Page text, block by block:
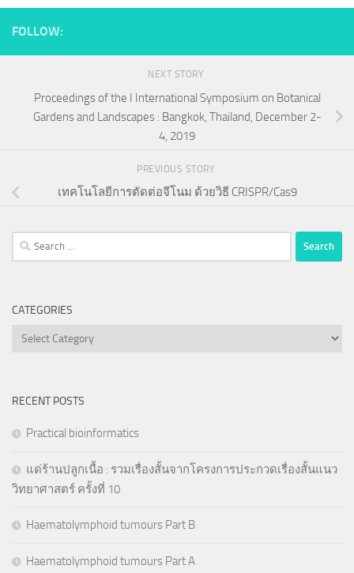
FOLLOW:
NEXT STORY
Proceedings of the I International Symposium on Botanical
Gardens and Landscapes : Bangkok, Thailand, December 2-
4, 2019
PREVIOUS STORY
เทคโนโลยีการตัดต่อจีโนม ด้วยวิธี CRISPR/Cas9
Search
for:
CATEGORIES
Categories
RECENT POSTS
Practical bioinformatics
แด่ร้านปลูกเนื้อ : รวมเรื่องสั้นจากโครงการประกวดเรื่องสั้นแนว
วิทยาศาสตร์ ครั้งที่ 10
Haematolymphoid tumours Part B
Haematolymphoid tumours Part A